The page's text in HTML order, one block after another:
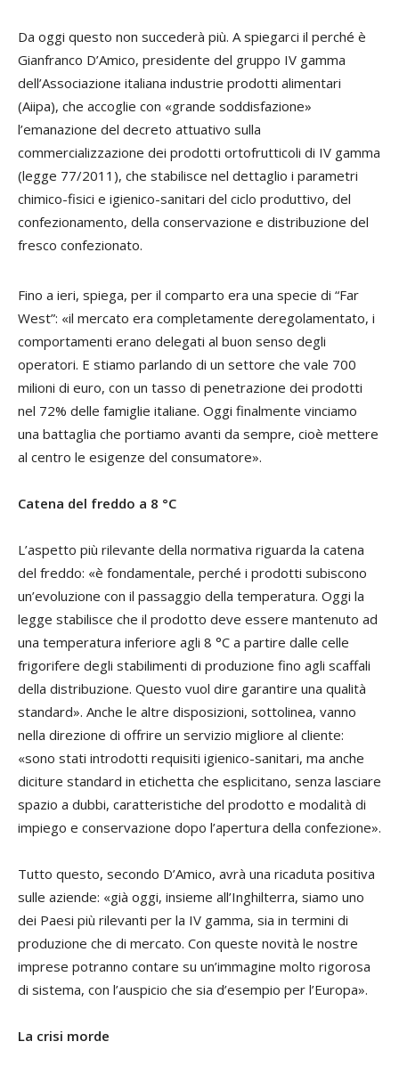
Da oggi questo non succederà più. A spiegarci il perché è
Gianfranco D’Amico, presidente del gruppo IV gamma
dell’Associazione italiana industrie prodotti alimentari
(Aiipa), che accoglie con «grande soddisfazione»
l’emanazione del decreto attuativo sulla
commercializzazione dei prodotti ortofrutticoli di IV gamma
(legge 77/2011), che stabilisce nel dettaglio i parametri
chimico-fisici e igienico-sanitari del ciclo produttivo, del
confezionamento, della conservazione e distribuzione del
fresco confezionato.
Fino a ieri, spiega, per il comparto era una specie di “Far
West”: «il mercato era completamente deregolamentato, i
comportamenti erano delegati al buon senso degli
operatori. E stiamo parlando di un settore che vale 700
milioni di euro, con un tasso di penetrazione dei prodotti
nel 72% delle famiglie italiane. Oggi finalmente vinciamo
una battaglia che portiamo avanti da sempre, cioè mettere
al centro le esigenze del consumatore».
Catena del freddo a 8 °C
L’aspetto più rilevante della normativa riguarda la catena
del freddo: «è fondamentale, perché i prodotti subiscono
un’evoluzione con il passaggio della temperatura. Oggi la
legge stabilisce che il prodotto deve essere mantenuto ad
una temperatura inferiore agli 8 °C a partire dalle celle
frigorifere degli stabilimenti di produzione fino agli scaffali
della distribuzione. Questo vuol dire garantire una qualità
standard». Anche le altre disposizioni, sottolinea, vanno
nella direzione di offrire un servizio migliore al cliente:
«sono stati introdotti requisiti igienico-sanitari, ma anche
diciture standard in etichetta che esplicitano, senza lasciare
spazio a dubbi, caratteristiche del prodotto e modalità di
impiego e conservazione dopo l’apertura della confezione».
Tutto questo, secondo D’Amico, avrà una ricaduta positiva
sulle aziende: «già oggi, insieme all’Inghilterra, siamo uno
dei Paesi più rilevanti per la IV gamma, sia in termini di
produzione che di mercato. Con queste novità le nostre
imprese potranno contare su un’immagine molto rigorosa
di sistema, con l’auspicio che sia d’esempio per l’Europa».
La crisi morde